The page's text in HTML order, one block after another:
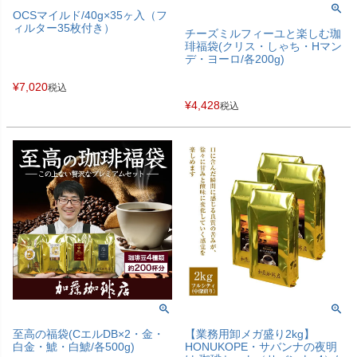
OCSマイルド/40g×35ヶ入（フ
ィルター35枚付き）
¥7,020税込
チーズミルフィーユと楽しむ珈
琲福袋(クリス・しゃち・Hマン
デ・ヨーロ/各200g)
¥4,428税込
至高の福袋(CエルDB×2・金・
白金・鯱・白鯱/各500g)
【業務用卸メガ盛り2kg】
HONUKOPE・サバンナの夜明